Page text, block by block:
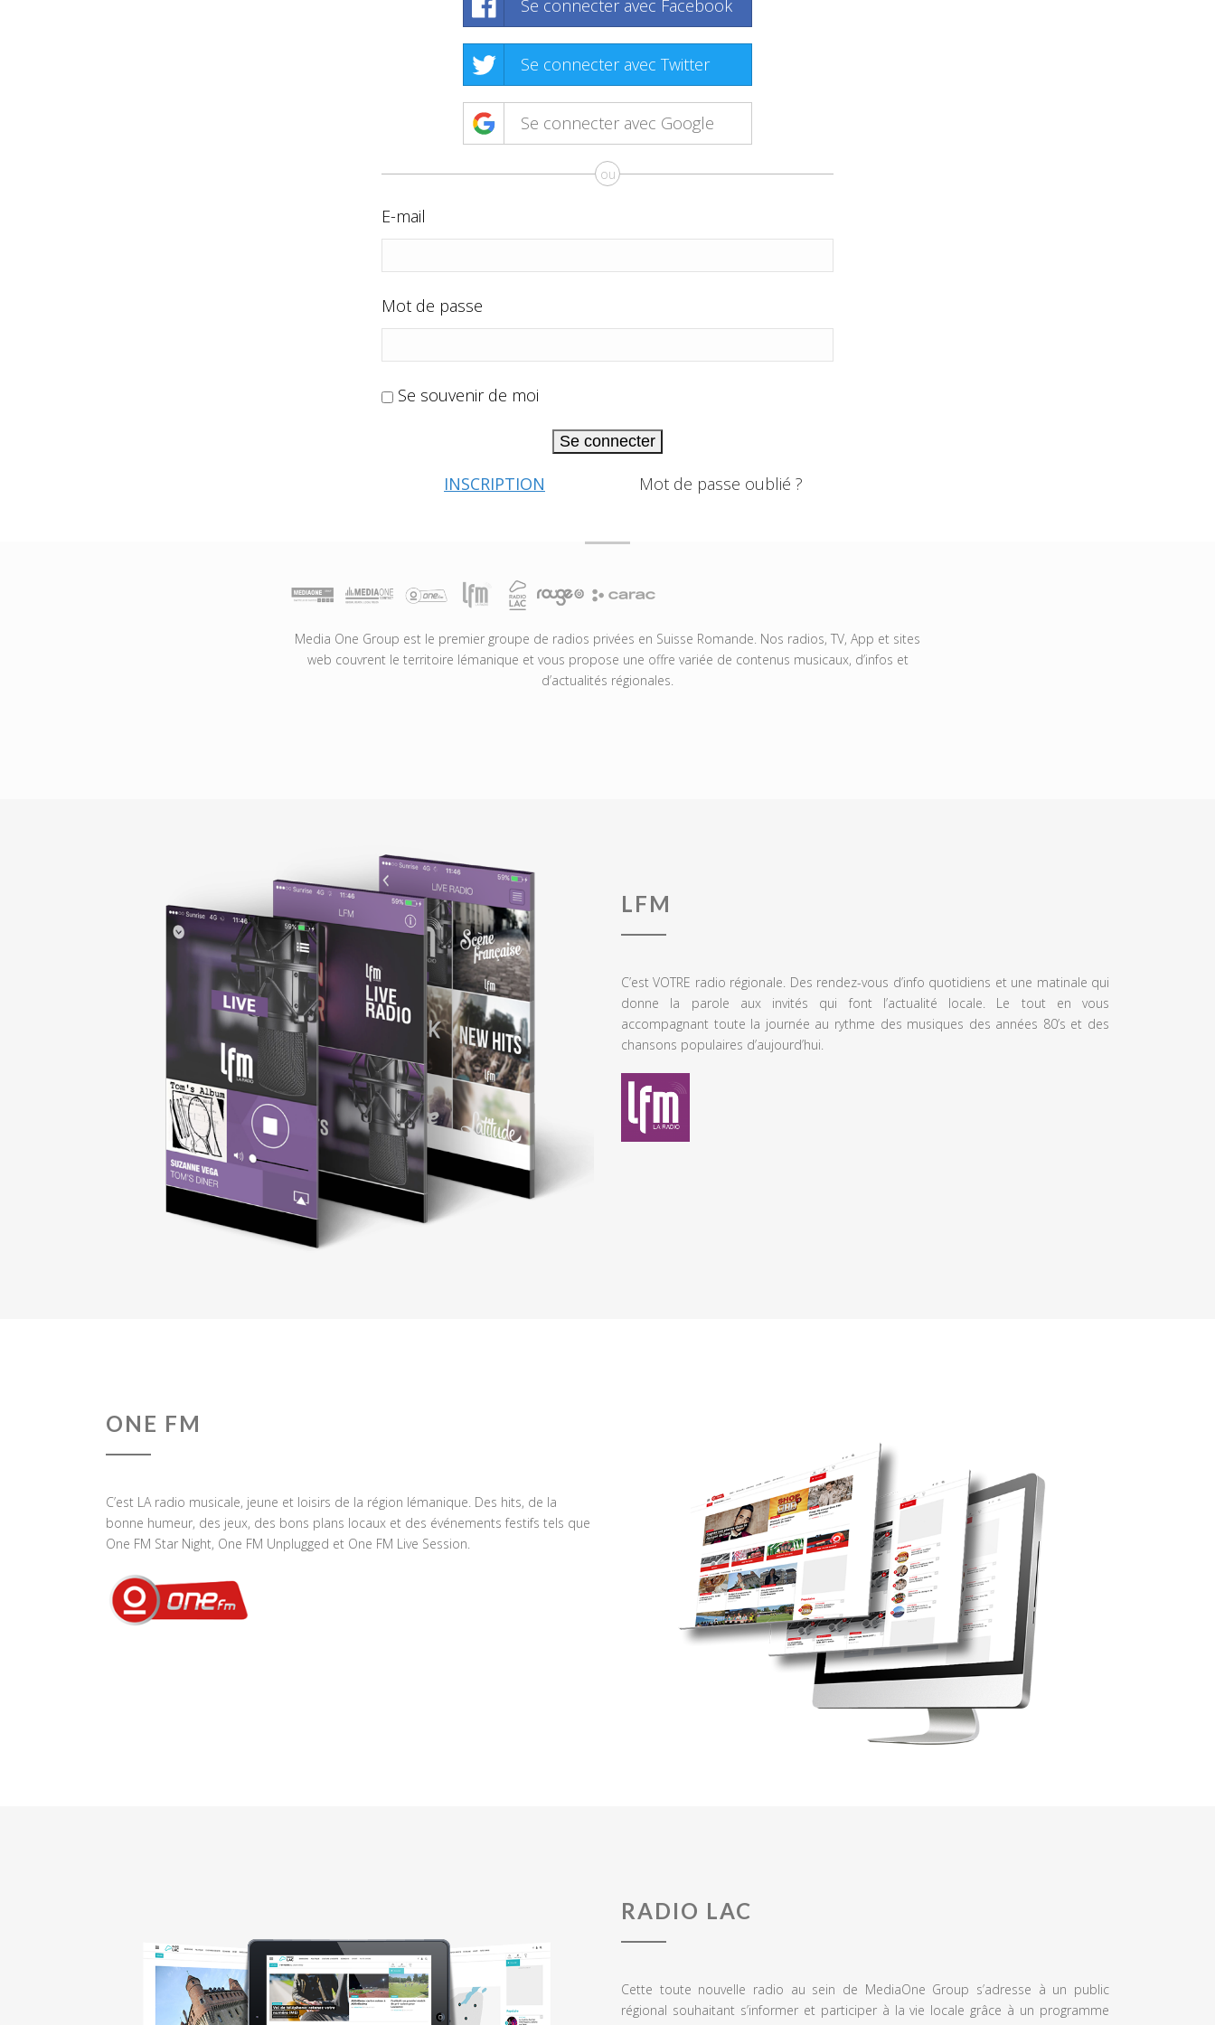
Se connecter avec Facebook
Se connecter avec Twitter
Se connecter avec Google
ou
E-mail
Mot de passe
Se souvenir de moi
Se connecter
INSCRIPTION Mot de passe oublié ?
Media One Group est le premier groupe de radios privées en Suisse Romande. Nos radios, TV, App et sites
web couvrent le territoire lémanique et vous propose une offre variée de contenus musicaux, d’infos et
d’actualités régionales.
LFM
C’est VOTRE radio régionale. Des rendez-vous d’info quotidiens et une matinale qui
donne la parole aux invités qui font l’actualité locale. Le tout en vous
accompagnant toute la journée au rythme des musiques des années 80’s et des
chansons populaires d’aujourd’hui.
ONE FM
C’est LA radio musicale, jeune et loisirs de la région lémanique. Des hits, de la
bonne humeur, des jeux, des bons plans locaux et des événements festifs tels que
One FM Star Night, One FM Unplugged et One FM Live Session.
RADIO LAC
Cette toute nouvelle radio au sein de MediaOne Group s’adresse à un public
régional souhaitant s’informer et participer à la vie locale grâce à un programme